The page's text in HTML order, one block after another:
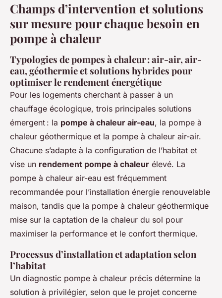
Champs d’intervention et solutions
sur mesure pour chaque besoin en
pompe à chaleur
Typologies de pompes à chaleur : air-air, air-
eau, géothermie et solutions hybrides pour
optimiser le rendement énergétique
Pour les logements cherchant à passer à un
chauffage écologique, trois principales solutions
émergent : la pompe à chaleur air-eau, la pompe à
chaleur géothermique et la pompe à chaleur air-air.
Chacune s’adapte à la configuration de l’habitat et
vise un rendement pompe à chaleur élevé. La
pompe à chaleur air-eau est fréquemment
recommandée pour l’installation énergie renouvelable
maison, tandis que la pompe à chaleur géothermique
mise sur la captation de la chaleur du sol pour
maximiser la performance et le confort thermique.
Processus d’installation et adaptation selon
l’habitat
Un diagnostic pompe à chaleur précis détermine la
solution à privilégier, selon que le projet concerne